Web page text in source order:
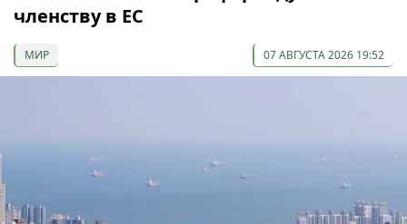
членству в ЕС
МИР 07 АВГУСТА 2026 19:52